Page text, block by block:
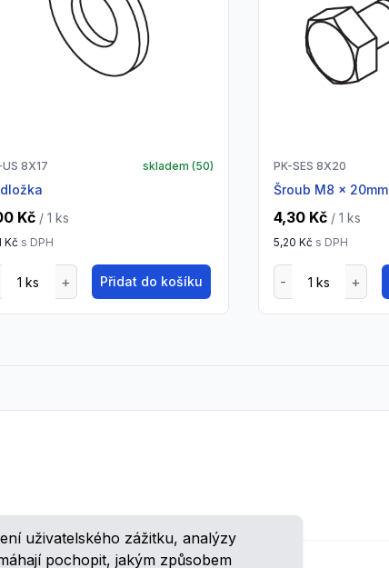
uživatelského zážitku, analýzy
pochopit, jakým způsobem
US 8X17 skladem (50)
Kč / 1 ks
Kč s DPH
Přidat do košíku
PK-SES 8X20
Šroub M8 x 20mm
4,30 Kč / 1 ks
5,20 Kč s DPH
zajímavých akcích.
Email address